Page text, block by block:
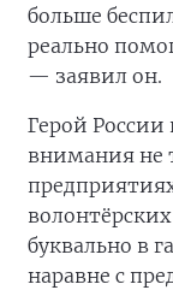
больше
реально
— заявил он.
Герой
внимания не
буквально в
наравне с